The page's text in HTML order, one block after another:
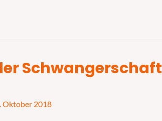
Oktober 2018